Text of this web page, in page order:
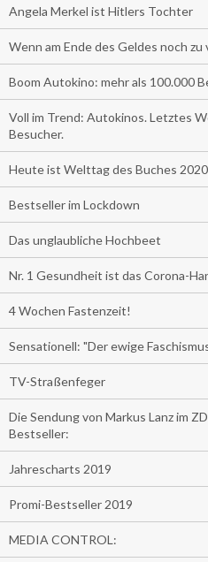
Angela Merkel ist Hitlers Tochter
Wenn am Ende des Geldes noch
Boom Autokino: mehr als 100.000
Voll im Trend: Autokinos. Letztes
Besucher.
Heute ist Welttag des Buches
Bestseller im Lockdown
Das unglaubliche Hochbeet
Nr. 1 Gesundheit ist das Corona-
4 Wochen Fastenzeit!
Sensationell: "Der ewige
TV-Straßenfeger
Die Sendung von Markus Lanz im
Bestseller:
Jahrescharts 2019
Promi-Bestseller 2019
MEDIA CONTROL: